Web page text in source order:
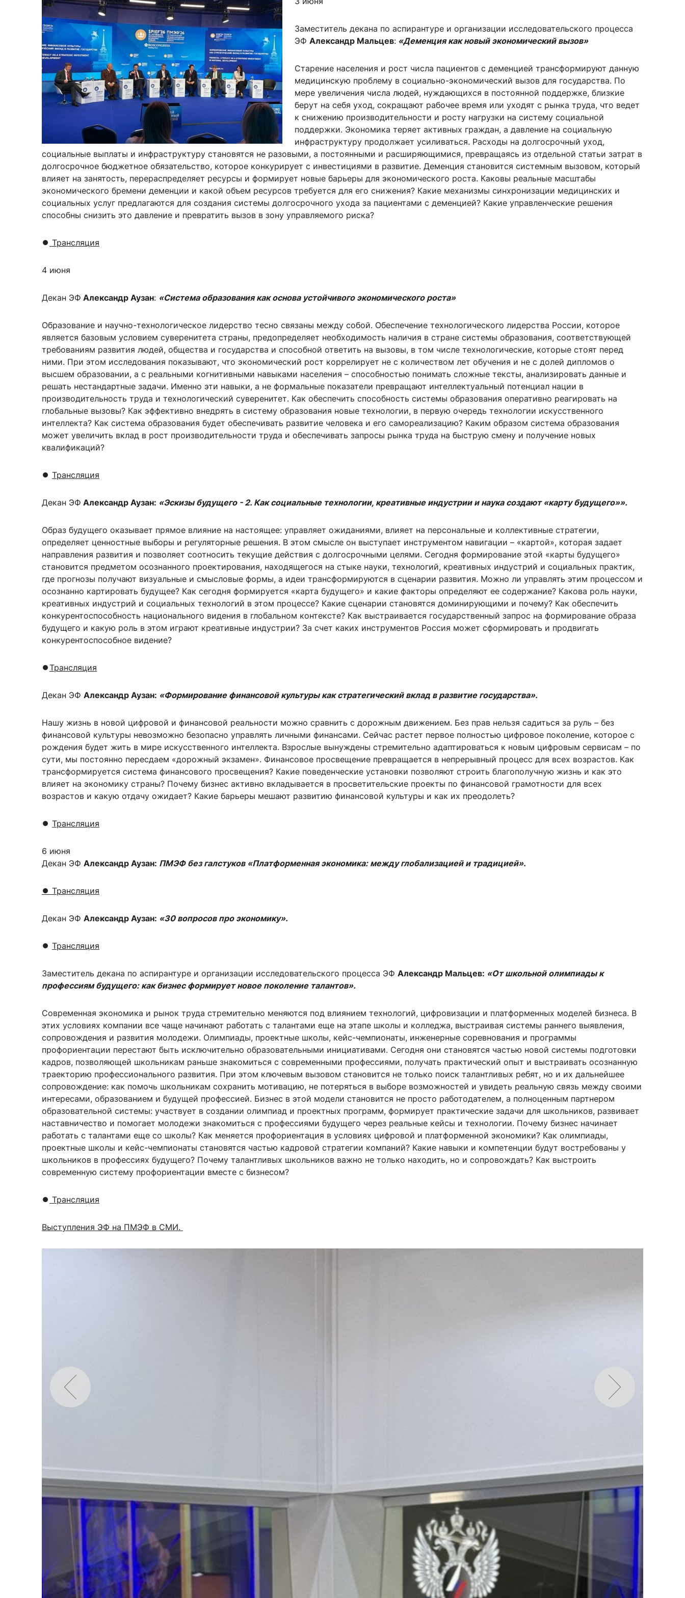
Оплата обучения онлайн
Межфакультетские курсы
Курсы
Расписание
Часто задаваемые вопросы
Новости / события / мероприятия
Практика, стажировка и трудоустройство
Служба содействия трудоустройству
Новости / события / мероприятия
Читальный зал
Электронные и цифровые базы
Издания факультета
Учебная полка
Информационно-аналитический отдел
Студентам
Преподавателям
Научный старт
Журналы
Электронный журнал «Научные исследования экономического факультета»
Журнал «Вестник Московского университета». Серия: «Экономика»
Электронный журнал «Население и экономика»
Контакты
Заместитель декана по аспирантуре и организации исследовательского процесса
ЭФ Александр Мальцев: «Деменция как новый экономический вызов»
Старение населения и рост числа пациентов с деменцией трансформируют данную
медицинскую проблему в социально-экономический вызов для государства. По
мере увеличения числа людей, нуждающихся в постоянной поддержке, близкие
берут на себя уход, сокращают рабочее время или уходят с рынка труда, что ведет
к снижению производительности и росту нагрузки на систему социальной
поддержки. Экономика теряет активных граждан, а давление на социальную
инфраструктуру продолжает усиливаться. Расходы на долгосрочный уход,
социальные выплаты и инфраструктуру становятся не разовыми, а постоянными и расширяющимися, превращаясь из отдельной статьи затрат в
долгосрочное бюджетное обязательство, которое конкурирует с инвестициями в развитие. Деменция становится системным вызовом, который
влияет на занятость, перераспределяет ресурсы и формирует новые барьеры для экономического роста. Каковы реальные масштабы
экономического бремени деменции и какой объем ресурсов требуется для его снижения? Какие механизмы синхронизации медицинских и
социальных услуг предлагаются для создания системы долгосрочного ухода за пациентами с деменцией? Какие управленческие решения
способны снизить это давление и превратить вызов в зону управляемого риска?
⏺ Трансляция
4 июня
Декан ЭФ Александр Аузан: «Система образования как основа устойчивого экономического роста»
Образование и научно-технологическое лидерство тесно связаны между собой. Обеспечение технологического лидерства России, которое
является базовым условием суверенитета страны, предопределяет необходимость наличия в стране системы образования, соответствующей
требованиям развития людей, общества и государства и способной ответить на вызовы, в том числе технологические, которые стоят перед
ними. При этом исследования показывают, что экономический рост коррелирует не с количеством лет обучения и не с долей дипломов о
высшем образовании, а с реальными когнитивными навыками населения – способностью понимать сложные тексты, анализировать данные и
решать нестандартные задачи. Именно эти навыки, а не формальные показатели превращают интеллектуальный потенциал нации в
производительность труда и технологический суверенитет. Как обеспечить способность системы образования оперативно реагировать на
глобальные вызовы? Как эффективно внедрять в систему образования новые технологии, в первую очередь технологии искусственного
интеллекта? Как система образования будет обеспечивать развитие человека и его самореализацию? Каким образом система образования
может увеличить вклад в рост производительности труда и обеспечивать запросы рынка труда на быструю смену и получение новых
квалификаций?
⏺️ Трансляция
Декан ЭФ Александр Аузан: «Эскизы будущего - 2. Как социальные технологии, креативные индустрии и наука создают «карту будущего»».
Образ будущего оказывает прямое влияние на настоящее: управляет ожиданиями, влияет на персональные и коллективные стратегии,
определяет ценностные выборы и регуляторные решения. В этом смысле он выступает инструментом навигации – «картой», которая задает
направления развития и позволяет соотносить текущие действия с долгосрочными целями. Сегодня формирование этой «карты будущего»
становится предметом осознанного проектирования, находящегося на стыке науки, технологий, креативных индустрий и социальных практик,
где прогнозы получают визуальные и смысловые формы, а идеи трансформируются в сценарии развития. Можно ли управлять этим процессом и
осознанно картировать будущее? Как сегодня формируется «карта будущего» и какие факторы определяют ее содержание? Какова роль науки,
креативных индустрий и социальных технологий в этом процессе? Какие сценарии становятся доминирующими и почему? Как обеспечить
конкурентоспособность национального видения в глобальном контексте? Как выстраивается государственный запрос на формирование образа
будущего и какую роль в этом играют креативные индустрии? За счет каких инструментов Россия может сформировать и продвигать
конкурентоспособное видение?
⏺️Трансляция
Декан ЭФ Александр Аузан: «Формирование финансовой культуры как стратегический вклад в развитие государства».
Нашу жизнь в новой цифровой и финансовой реальности можно сравнить с дорожным движением. Без прав нельзя садиться за руль – без
финансовой культуры невозможно безопасно управлять личными финансами. Сейчас растет первое полностью цифровое поколение, которое с
рождения будет жить в мире искусственного интеллекта. Взрослые вынуждены стремительно адаптироваться к новым цифровым сервисам – по
сути, мы постоянно пересдаем «дорожный экзамен». Финансовое просвещение превращается в непрерывный процесс для всех возрастов. Как
трансформируется система финансового просвещения? Какие поведенческие установки позволяют строить благополучную жизнь и как это
влияет на экономику страны? Почему бизнес активно вкладывается в просветительские проекты по финансовой грамотности для всех
возрастов и какую отдачу ожидает? Какие барьеры мешают развитию финансовой культуры и как их преодолеть?
⏺️ Трансляция
6 июня
Декан ЭФ Александр Аузан: ПМЭФ без галстуков «Платформенная экономика: между глобализацией и традицией».
⏺ Трансляция
Декан ЭФ Александр Аузан: «30 вопросов про экономику».
⏺ Трансляция
Заместитель декана по аспирантуре и организации исследовательского процесса ЭФ Александр Мальцев: «От школьной олимпиады к
профессиям будущего: как бизнес формирует новое поколение талантов».
Современная экономика и рынок труда стремительно меняются под влиянием технологий, цифровизации и платформенных моделей бизнеса. В
этих условиях компании все чаще начинают работать с талантами еще на этапе школы и колледжа, выстраивая системы раннего выявления,
сопровождения и развития молодежи. Олимпиады, проектные школы, кейс-чемпионаты, инженерные соревнования и программы
профориентации перестают быть исключительно образовательными инициативами. Сегодня они становятся частью новой системы подготовки
кадров, позволяющей школьникам раньше знакомиться с современными профессиями, получать практический опыт и выстраивать осознанную
траекторию профессионального развития. При этом ключевым вызовом становится не только поиск талантливых ребят, но и их дальнейшее
сопровождение: как помочь школьникам сохранить мотивацию, не потеряться в выборе возможностей и увидеть реальную связь между своими
интересами, образованием и будущей профессией. Бизнес в этой модели становится не просто работодателем, а полноценным партнером
образовательной системы: участвует в создании олимпиад и проектных программ, формирует практические задачи для школьников, развивает
наставничество и помогает молодежи знакомиться с профессиями будущего через реальные кейсы и технологии. Почему бизнес начинает
работать с талантами еще со школы? Как меняется профориентация в условиях цифровой и платформенной экономики? Как олимпиады,
проектные школы и кейс-чемпионаты становятся частью кадровой стратегии компаний? Какие навыки и компетенции будут востребованы у
школьников в профессиях будущего? Почему талантливых школьников важно не только находить, но и сопровождать? Как выстроить
современную систему профориентации вместе с бизнесом?
⏺ ️ Трансляция
Выступления ЭФ на ПМЭФ в СМИ.